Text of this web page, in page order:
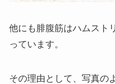
他にも腓腹筋はハムスト
っています。
その理由として、写真の